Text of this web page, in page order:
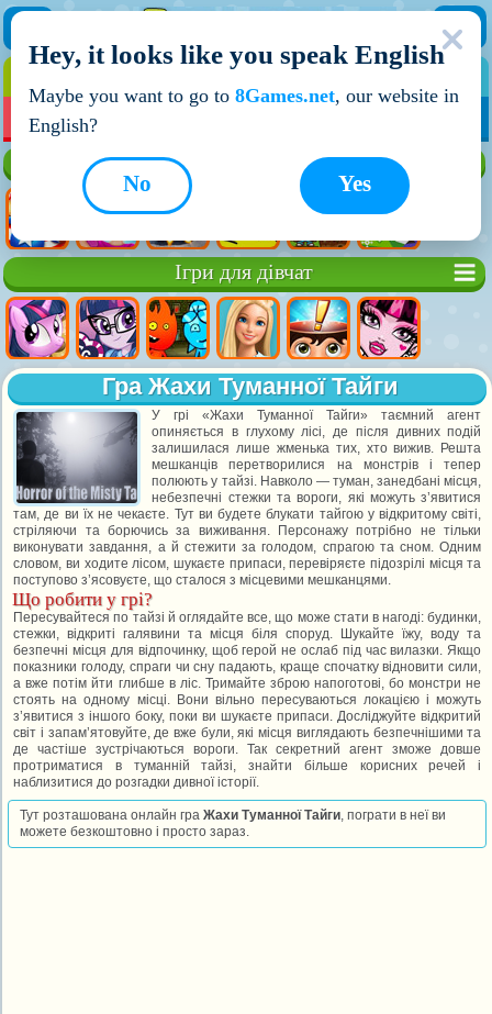
НОВІ ІГРИ
Ігри для дівчат
Гра Жахи Туманної Тайги
У грі «Жахи Туманної Тайги» таємний агент
опиняється в глухому лісі, де після дивних подій
залишилася лише жменька тих, хто вижив. Решта
мешканців перетворилися на монстрів і тепер
полюють у тайзі. Навколо — туман, занедбані місця,
небезпечні стежки та вороги, які можуть з’явитися
там, де ви їх не чекаєте. Тут ви будете блукати тайгою у відкритому світі,
стріляючи та борючись за виживання. Персонажу потрібно не тільки
виконувати завдання, а й стежити за голодом, спрагою та сном. Одним
словом, ви ходите лісом, шукаєте припаси, перевіряєте підозрілі місця та
поступово з’ясовуєте, що сталося з місцевими мешканцями.
Що робити у грі?
Пересувайтеся по тайзі й оглядайте все, що може стати в нагоді: будинки,
стежки, відкриті галявини та місця біля споруд. Шукайте їжу, воду та
безпечні місця для відпочинку, щоб герой не ослаб під час вилазки. Якщо
показники голоду, спраги чи сну падають, краще спочатку відновити сили,
а вже потім йти глибше в ліс. Тримайте зброю напоготові, бо монстри не
стоять на одному місці. Вони вільно пересуваються локацією і можуть
з’явитися з іншого боку, поки ви шукаєте припаси. Досліджуйте відкритий
світ і запам’ятовуйте, де вже були, які місця виглядають безпечнішими та
де частіше зустрічаються вороги. Так секретний агент зможе довше
протриматися в туманній тайзі, знайти більше корисних речей і
наблизитися до розгадки дивної історії.
Тут розташована онлайн граЖахи Туманної Тайги, пограти в неї ви
можете безкоштовно і просто зараз.
Hey, it looks like you speak English
Maybe you want to go to 8Games.net, our website in
English?
Yes
No